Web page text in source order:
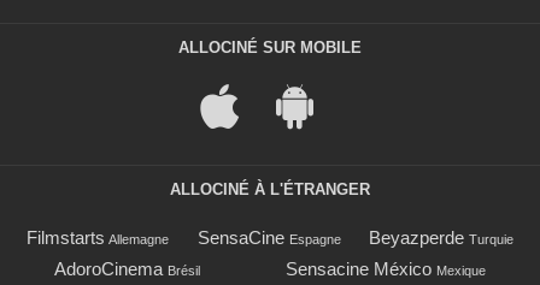
ALLOCINÉ SUR MOBILE
ALLOCINÉ À L'ÉTRANGER
Filmstarts Allemagne SensaCine Espagne Beyazperde Turquie
AdoroCinema Brésil Sensacine México Mexique